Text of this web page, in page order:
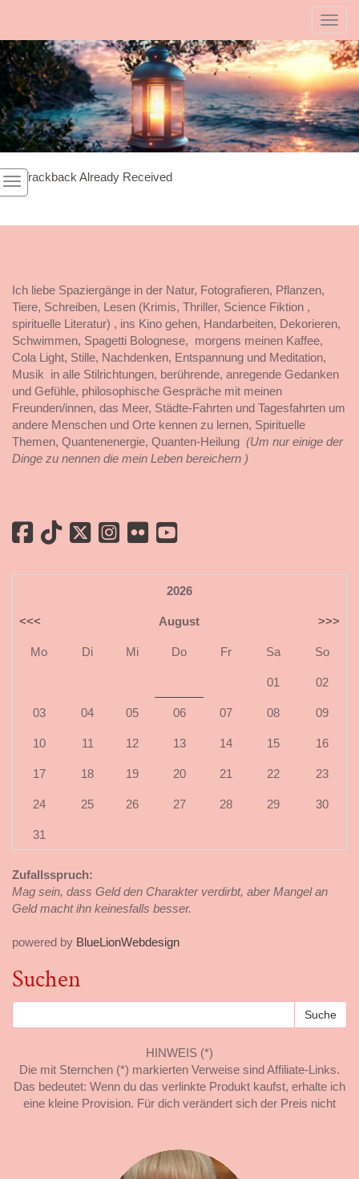
1 Trackback Already Received
Ich liebe Spaziergänge in der Natur, Fotografieren, Pflanzen,
Tiere, Schreiben, Lesen (Krimis, Thriller, Science Fiktion ,
spirituelle Literatur) , ins Kino gehen, Handarbeiten, Dekorieren,
Schwimmen, Spagetti Bolognese, morgens meinen Kaffee,
Cola Light, Stille, Nachdenken, Entspannung und Meditation,
Musik in alle Stilrichtungen, berührende, anregende Gedanken
und Gefühle, philosophische Gespräche mit meinen
Freunden/innen, das Meer, Städte-Fahrten und Tagesfahrten um
andere Menschen und Orte kennen zu lernen, Spirituelle
Themen, Quantenenergie, Quanten-Heilung (Um nur einige der
Dinge zu nennen die mein Leben bereichern )
2026
<<< August >>>
Mo Di Mi Do Fr Sa So
01 02
03 04 05 06 07 08 09
10 11 12 13 14 15 16
17 18 19 20 21 22 23
24 25 26 27 28 29 30
31
Zufallsspruch:
Mag sein, dass Geld den Charakter verdirbt, aber Mangel an
Geld macht ihn keinesfalls besser.
powered by BlueLionWebdesign
Suchen
HINWEIS (*)
Die mit Sternchen (*) markierten Verweise sind Affiliate-Links.
Das bedeutet: Wenn du das verlinkte Produkt kaufst, erhalte ich
eine kleine Provision. Für dich verändert sich der Preis nicht